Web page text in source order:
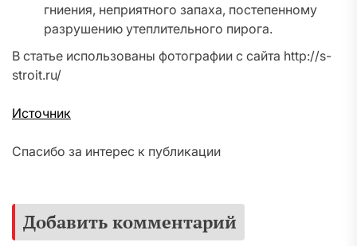
гниения, неприятного запаха, постепенному
разрушению утеплительного пирога.
В статье использованы фотографии с сайта http://s-
stroit.ru/
Источник
Спасибо за интерес к публикации
Добавить комментарий